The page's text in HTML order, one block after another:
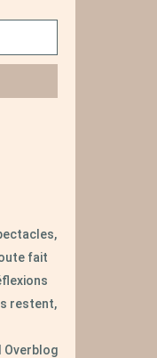
fait
restent,